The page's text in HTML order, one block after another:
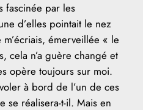
fascinée par les
d’elles pointait le nez
émerveillée « le
cela n’a guère changé et
opère toujours sur moi.
à bord de l’un de ces
se réalisera-t-il. Mais en